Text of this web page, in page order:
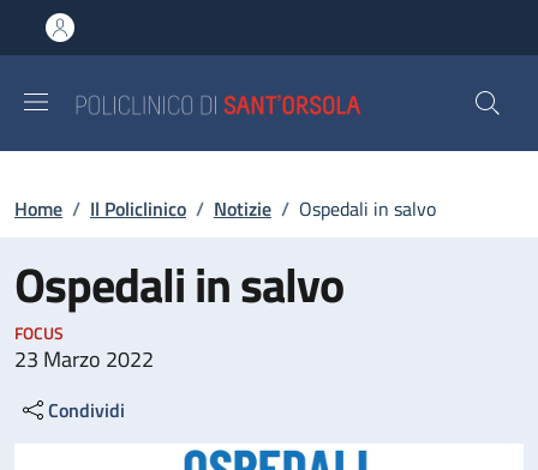
al contenuto principale
to footer content
Briciole di pane
Home / Il Policlinico / Notizie / Ospedali in salvo
Ospedali in salvo
FOCUS
23 Marzo 2022
Condividi